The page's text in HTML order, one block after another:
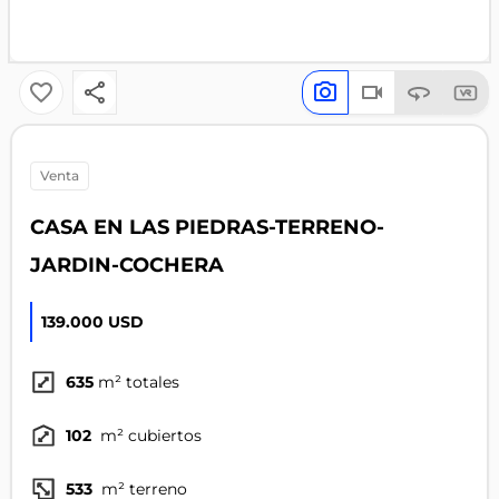
venta
CASA EN LAS PIEDRAS-TERRENO-
JARDIN-COCHERA
139.000 USD
635 m² totales
102 m² cubiertos
533 m² terreno